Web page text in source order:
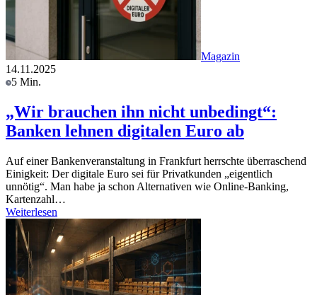
Magazin
14.11.2025
5 Min.
„Wir brauchen ihn nicht unbedingt“:
Banken lehnen digitalen Euro ab
Auf einer Bankenveranstaltung in Frankfurt herrschte überraschend
Einigkeit: Der digitale Euro sei für Privatkunden „eigentlich
unnötig“. Man habe ja schon Alternativen wie Online-Banking,
Kartenzahl…
Weiterlesen